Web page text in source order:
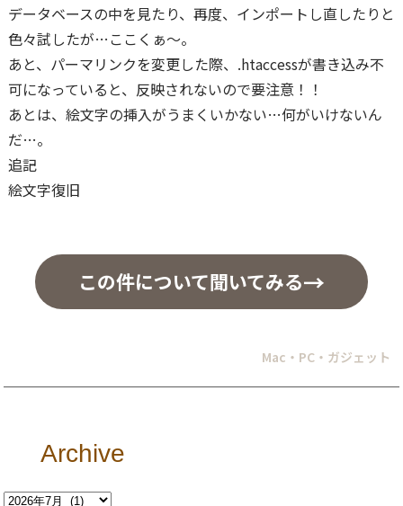
データベースの中を見たり、再度、インポートし直したりと
色々試したが…ここくぁ〜。
あと、パーマリンクを変更した際、.htaccessが書き込み不
可になっていると、反映されないので要注意！！
あとは、絵文字の挿入がうまくいかない…何がいけないん
だ…。
追記
絵文字復旧
この件について聞いてみる
Mac・PC・ガジェット
Archive